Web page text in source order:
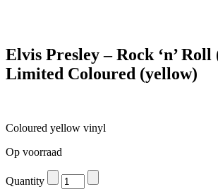
Elvis Presley – Rock ‘n’ Roll
Limited Coloured (yellow)
Coloured yellow vinyl
Op voorraad
Quantity